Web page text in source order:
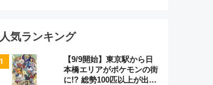
人気ランキング
【9/9開始】東京駅から日
本橋エリアがポケモンの街
に!? 総勢100匹以上が出現